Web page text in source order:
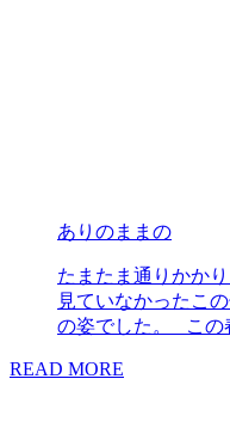
ありのままの
たまたま通りかか
見ていなかったこ
の姿でした。 この
READ MORE